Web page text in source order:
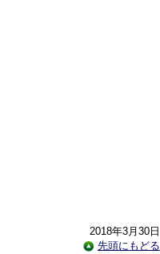
2018年3月30日
先頭にもどる